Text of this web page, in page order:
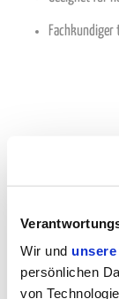
Wir und
persönlichen
von
Fachkundiger
Unser
höchste
Zuverlässigkeitzu